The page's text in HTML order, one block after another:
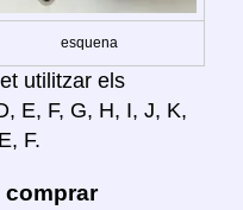
esquena
utilitzar els
E, F, G, H, I, J, K,
F.
comprar